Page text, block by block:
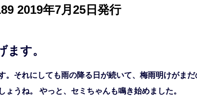
2019年7月25日発行
ます。
。それにしても雨の降る日が続いて、梅雨明けがま
ょうね。 やっと、セミちゃんも鳴き始めました。